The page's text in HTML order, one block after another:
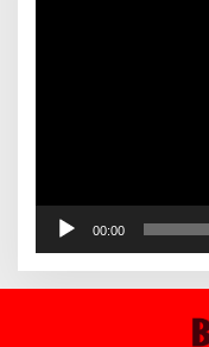
00:00